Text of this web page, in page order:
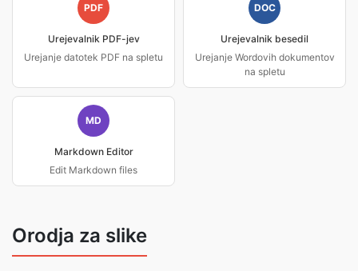
PDF
Urejevalnik PDF-jev
Urejanje datotek PDF na spletu
DOC
Urejevalnik besedil
Urejanje Wordovih dokumentov
na spletu
MD
Markdown Editor
Edit Markdown files
Orodja za slike